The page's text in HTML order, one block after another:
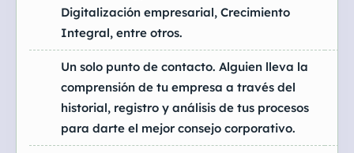
Digitalización empresarial, Crecimiento
Integral, entre otros.
Un solo punto de contacto. Alguien lleva la
comprensión de tu empresa a través del
historial, registro y análisis de tus procesos
para darte el mejor consejo corporativo.